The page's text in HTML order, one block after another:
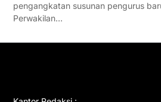
pengangkatan susunan pengurus
Perwakilan…